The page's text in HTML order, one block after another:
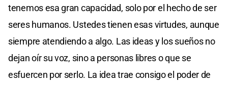
tenemos esa gran capacidad, solo por el hecho de ser
seres humanos. Ustedes tienen esas virtudes, aunque
siempre atendiendo a algo. Las ideas y los sueños no
dejan oír su voz, sino a personas libres o que se
esfuercen por serlo. La idea trae consigo el poder de